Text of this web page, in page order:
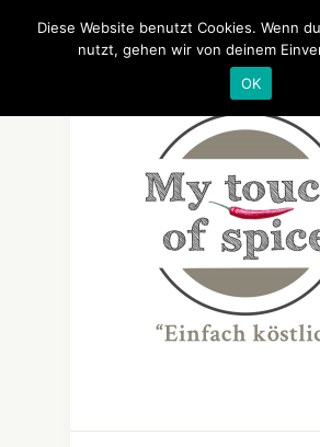
Diese Website benutzt Cookies. Wenn
nutzt, gehen wir von deinem
OK